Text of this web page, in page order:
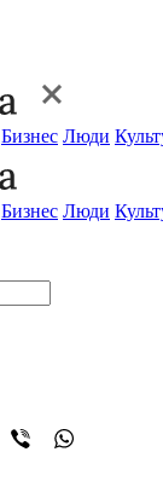
Бизнес Люди
Бизнес Люди